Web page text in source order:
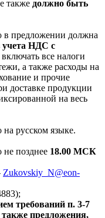
также должно быть
в предложении должна
учета НДС с
все налоги
а также расходы на
и прочие
доставке продукции
на весь
русском языке.
позднее 18.00 МСК
Zukovskiy N@eon-
требований п. 3-7
также предложения,